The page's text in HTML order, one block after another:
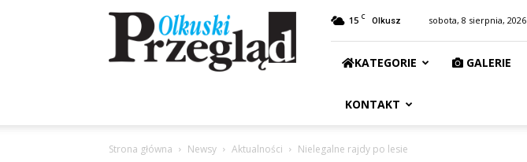
Przegląd
Olkuski
15 C Olkusz sobota, 8 sierpnia, 2026
KATEGORIE GALERIE
KONTAKT
Strona główna Newsy Aktualności Nielegalne rajdy po lesie